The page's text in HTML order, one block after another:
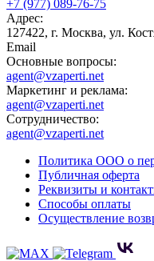
+7 (977) 089-76-75
Адрес:
127422, г. Москва, ул.
Email
Основные вопросы:
agent@vzaperti.net
Маркетинг и реклама:
agent@vzaperti.net
Сотрудничество:
agent@vzaperti.net
Политика ООО о
Публичная оферта
Реквизиты и
Способы оплаты
Осуществление